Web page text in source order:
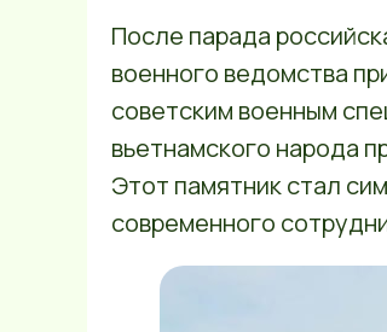
После парада
военного ведомства
советским военным
вьетнамского народа
Этот памятник стал
современного